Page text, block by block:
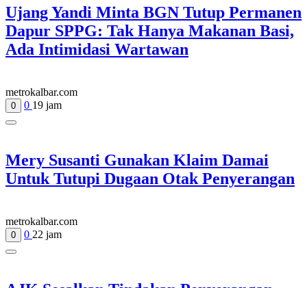
Ujang Yandi Minta BGN Tutup Permanen
Dapur SPPG: Tak Hanya Makanan Basi,
Ada Intimidasi Wartawan
metrokalbar.com
0 0 19 jam
Mery Susanti Gunakan Klaim Damai
Untuk Tutupi Dugaan Otak Penyerangan
metrokalbar.com
0 0 22 jam